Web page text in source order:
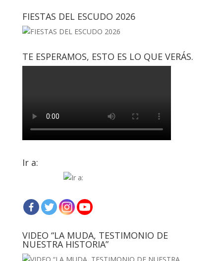
FIESTAS DEL ESCUDO 2026
TE ESPERAMOS, ESTO ES LO QUE VERÁS.
Ir a:
VIDEO “LA MUDA, TESTIMONIO DE
NUESTRA HISTORIA”